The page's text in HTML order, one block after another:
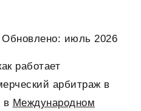
Обновлено: июль 2026
работает
арбитраж в
в Международном